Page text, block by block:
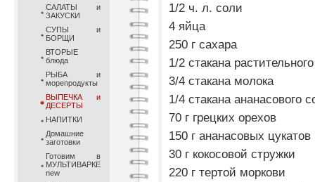
САЛАТЫ и
ЗАКУСКИ
СУПЫ и
БОРЩИ
ВТОРЫЕ
блюда
РЫБА и
морепродукты
ВЫПЕЧКА и
ДЕСЕРТЫ
НАПИТКИ
Домашние
заготовки
Готовим в
МУЛЬТИВАРКЕ
new
1/2 ч. л. соли
4 яйца
250 г сахара
1/2 стакана
3/4 стакана молока
1/4 стакана ананасового
70 г грецких орехов
150 г ананасовых цукатов
30 г кокосовой стружки
220 г тертой моркови